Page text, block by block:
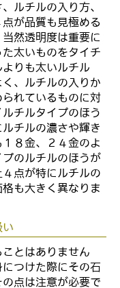
ルチルの入り方、
が品質も見極める
然透明度は重要に
太いものをタイチ
りも太いルチル
く、ルチルの入りか
れているものに対
チルタイプのほう
チルの濃さや輝き
８金、２４金のよ
のルチルのほうが
点が特にルチルの
も大きく異なりま
い
とはありません
つけた際にその石
点は注意が必要で